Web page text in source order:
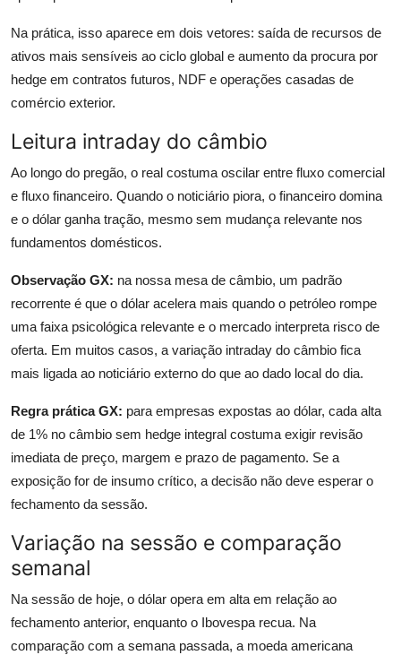
Na prática, isso aparece em dois vetores: saída de recursos de
ativos mais sensíveis ao ciclo global e aumento da procura por
hedge em contratos futuros, NDF e operações casadas de
comércio exterior.
Leitura intraday do câmbio
Ao longo do pregão, o real costuma oscilar entre fluxo comercial
e fluxo financeiro. Quando o noticiário piora, o financeiro domina
e o dólar ganha tração, mesmo sem mudança relevante nos
fundamentos domésticos.
Observação GX: na nossa mesa de câmbio, um padrão
recorrente é que o dólar acelera mais quando o petróleo rompe
uma faixa psicológica relevante e o mercado interpreta risco de
oferta. Em muitos casos, a variação intraday do câmbio fica
mais ligada ao noticiário externo do que ao dado local do dia.
Regra prática GX: para empresas expostas ao dólar, cada alta
de 1% no câmbio sem hedge integral costuma exigir revisão
imediata de preço, margem e prazo de pagamento. Se a
exposição for de insumo crítico, a decisão não deve esperar o
fechamento da sessão.
Variação na sessão e comparação
semanal
Na sessão de hoje, o dólar opera em alta em relação ao
fechamento anterior, enquanto o Ibovespa recua. Na
comparação com a semana passada, a moeda americana